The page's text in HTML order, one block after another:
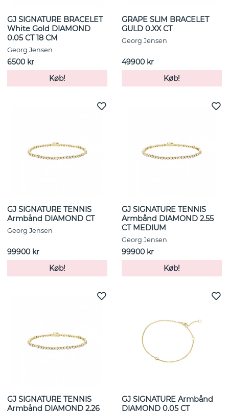
GJ SIGNATURE BRACELET
White Gold DIAMOND
0.05 CT 18 CM
Georg Jensen
6500 kr
Køb!
GRAPE SLIM BRACELET
GULD 0.XX CT
Georg Jensen
49900 kr
Køb!
GJ SIGNATURE TENNIS
Armbånd DIAMOND CT
Georg Jensen
99900 kr
Køb!
GJ SIGNATURE TENNIS
Armbånd DIAMOND 2.55
CT MEDIUM
Georg Jensen
99900 kr
Køb!
GJ SIGNATURE TENNIS
Armbånd DIAMOND 2.26
GJ SIGNATURE Armbånd
DIAMOND 0.05 CT